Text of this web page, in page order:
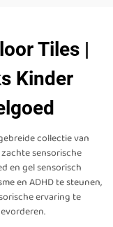
Tiles |
Kinder
collectie van
sensorische
en gel sensorisch
en ADHD te steunen,
ervaring te